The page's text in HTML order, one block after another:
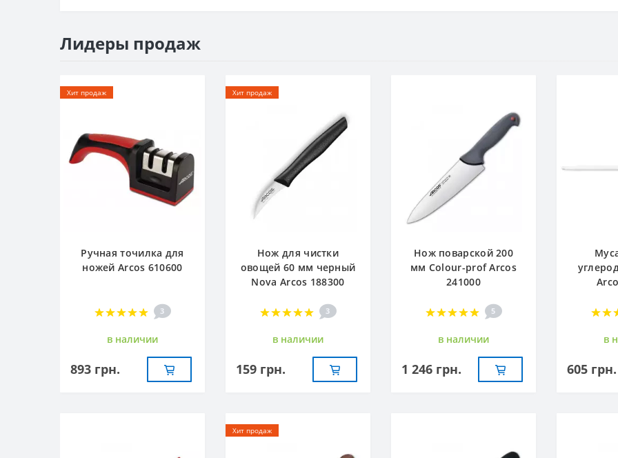
Лидеры продаж
Хит продаж
Ручная точилка для
ножей Arcos 610600
3
в наличии
893 грн.
Хит продаж
Нож для чистки
овощей 60 мм черный
Nova Arcos 188300
3
в наличии
159 грн.
Нож поварской 200
мм Сolour-prof Arcos
241000
5
в наличии
1 246 грн.
в
605 грн.
Хит продаж